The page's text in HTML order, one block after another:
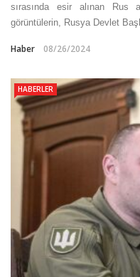
sırasında esir alınan Rus
görüntülerin, Rusya Devlet
Haber 08/26/2024
HABERLER